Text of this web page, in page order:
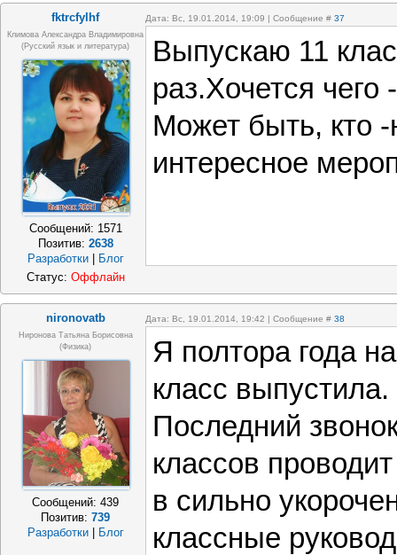
fktrcfylhf Дата: Вс, 19.01.2014, 19:09 | Сообщение # 37
Климова Александра Владимировна
(русский язык и литература)
Сообщений: 1571
Позитив: 2638
Разработки | Блог
Выпускаю 11
раз.Хочется чего
Может быть, кто -
интересное
Статус: Оффлайн
nironovatb Дата: Вс, 19.01.2014, 19:42 | Сообщение # 38
Ниронова Татьяна Борисовна
(физика)
Сообщений:439
Позитив:739
Разработки
Блог
Я полтора года
класс
Последний
классов
в сильно
классные